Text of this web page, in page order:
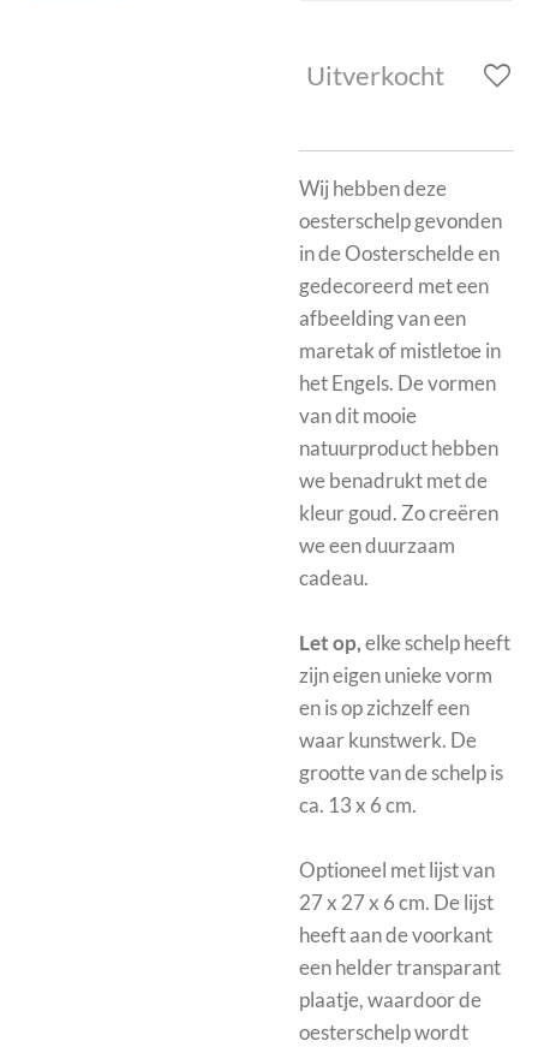
Uitverkocht
Wij hebben deze
oesterschelp gevonden
in de Oosterschelde en
gedecoreerd met een
afbeelding van een
maretak of mistletoe in
het Engels. De vormen
van dit mooie
natuurproduct hebben
we benadrukt met de
kleur goud. Zo creëren
we een duurzaam
cadeau.
Let op,elke schelp heeft
zijn eigen unieke vorm
en is op zichzelf een
waar kunstwerk. De
grootte van de schelp is
ca. 13 x 6 cm.
Optioneel metlijst van
27 x 27 x 6 cm. De lijst
heeft aan de voorkant
een helder transparant
plaatje, waardoor de
oesterschelp wordt